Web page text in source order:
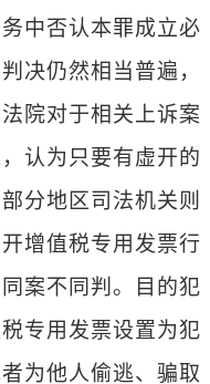
中否认本罪成立必
决仍然相当普遍，
院对于相关上诉案
认为只要有虚开的
分地区司法机关则
增值税专用发票行
案不同判。目的犯
专用发票设置为犯
为他人偷逃、骗取